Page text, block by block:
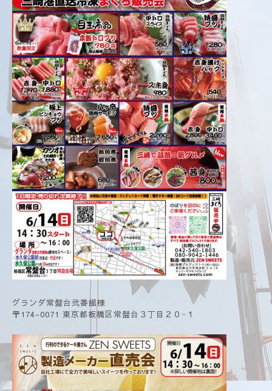
グランダ常盤台弐番館様
〒174-0071 東京都板橋区常盤台３丁目２０−１